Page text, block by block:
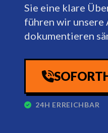
Sie eine klare
führen wir unsere
dokumentieren
24H ERREICHBAR